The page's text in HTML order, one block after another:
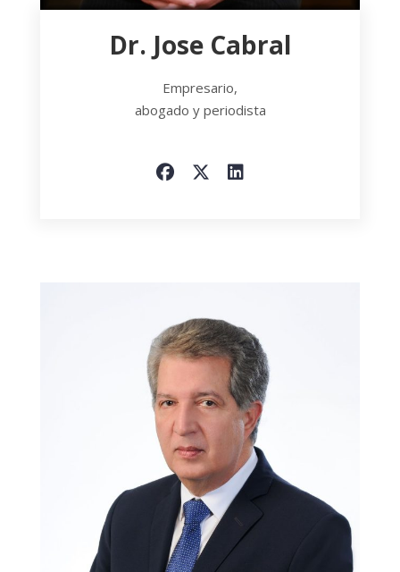
Dr. Jose Cabral
Empresario,
abogado y periodista